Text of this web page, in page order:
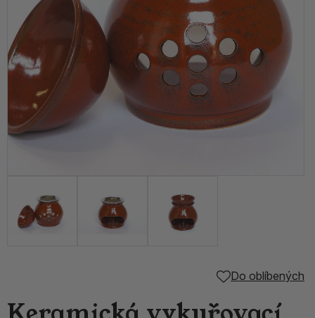
Do oblíbených